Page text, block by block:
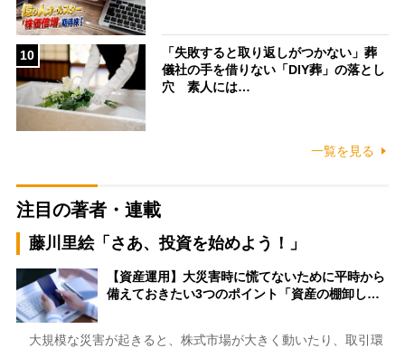
10
「失敗すると取り返しがつかない」葬
儀社の手を借りない「DIY葬」の落とし
穴 素人には…
一覧を見る
注目の著者・連載
藤川里絵「さあ、投資を始めよう！」
【資産運用】大災害時に慌てないために平時から
備えておきたい3つのポイント「資産の棚卸し…
大規模な災害が起きると、株式市場が大きく動いたり、取引環